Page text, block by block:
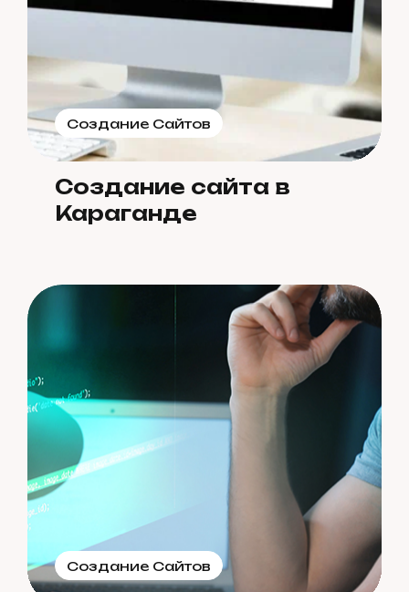
Создание Сайтов
Создание сайта в
Караганде
Создание Сайтов